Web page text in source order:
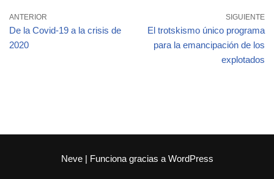
ANTERIOR
De la Covid-19 a la crisis de
2020
SIGUIENTE
El trotskismo único programa
para la emancipación de los
explotados
Neve| Funciona gracias a WordPress